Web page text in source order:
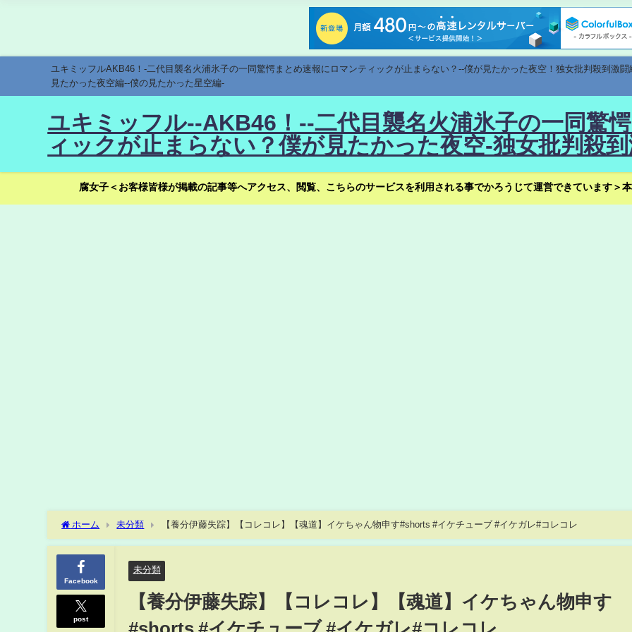
ユキミッフルAKB46！-二代目襲名火浦氷子の一同驚愕まとめ速報にロマンティックが止まらない？--僕が見たかった夜空！独女批判殺到激
見たかった夜空編--僕の見たかった星空編-
ユキミッフル--AKB46！--二代目襲名火浦氷子の一同驚
ィックが止まらない？僕が見たかった夜空-独女批判殺
腐女子＜お客様皆様が掲載の記事等へアクセス、閲覧、こちらのサービスを利用される事でかろうじて運営できています＞
ホーム 未分類 【養分伊藤失踪】【コレコレ】【魂道】イケちゃん物申す#shorts #イケチューブ #イケガレ#コレコレ
Facebook
post
未分類
【養分伊藤失踪】【コレコレ】【魂道】イケちゃん物申す
#shorts #イケチューブ #イケガレ#コレコレ